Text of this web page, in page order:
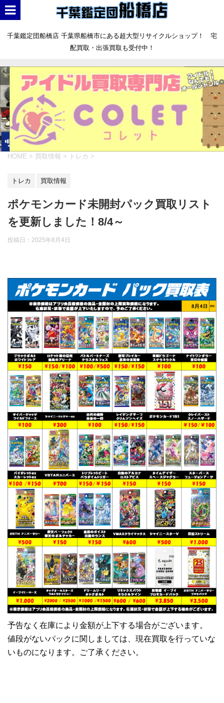
千葉鑑定団船橋店 千葉県船橋市にある超大型リサイクルショップ！ 宅
配買取・出張買取も受付中！
HOME > 買取情報 > トレカ >
トレカ 買取情報
ポケモンカード未開封パック買取リスト
を更新しました！8/4～
投稿日： 2025年8月4日
予告なく在庫により金額が上下する場合がございます。
値段がないパックに関しましては、現在買取を行っていな
いものになります。ご了承ください。